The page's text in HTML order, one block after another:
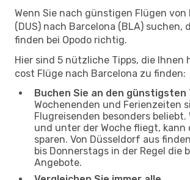
Wenn Sie nach günstigen Flügen von
(DUS) nach Barcelona (BLA) suchen,
finden bei Opodo richtig.
Hier sind 5 nützliche Tipps, die Ihnen
cost Flüge nach Barcelona zu finden:
Buchen Sie an den günstigsten
Wochenenden und Ferienzeiten
Flugreisenden besonders beliebt.
und unter der Woche fliegt,
sparen. Von Düsseldorf aus
bis Donnerstags in der Regel die
Angebote.